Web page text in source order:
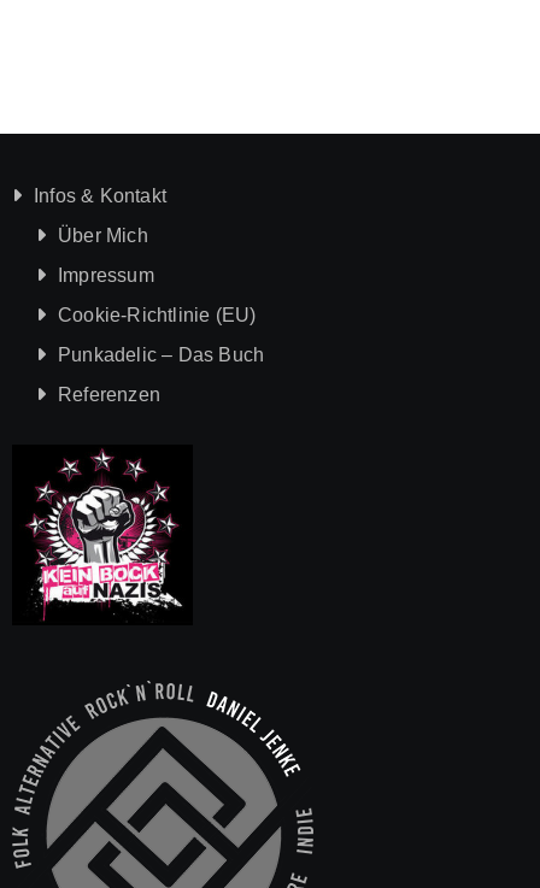
Infos & Kontakt
Über Mich
Impressum
Cookie-Richtlinie (EU)
Punkadelic – Das Buch
Referenzen